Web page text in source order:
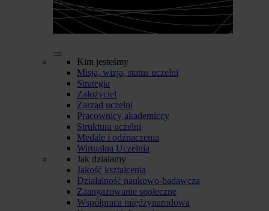
Kim jesteśmy
Misja, wizja, status uczelni
Strategia
Założyciel
Zarząd uczelni
Pracownicy akademiccy
Struktura uczelni
Medale i odznaczenia
Wirtualna Uczelnia
Jak działamy
Jakość kształcenia
Działalność naukowo-badawcza
Zaangażowanie społeczne
Współpraca międzynarodowa